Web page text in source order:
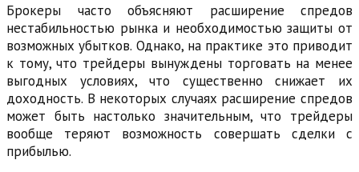
Брокеры часто объясняют расширение спредов
нестабильностью рынка и необходимостью защиты от
возможных убытков. Однако, на практике это приводит
к тому, что трейдеры вынуждены торговать на менее
выгодных условиях, что существенно снижает их
доходность. В некоторых случаях расширение спредов
может быть настолько значительным, что трейдеры
вообще теряют возможность совершать сделки с
прибылью.